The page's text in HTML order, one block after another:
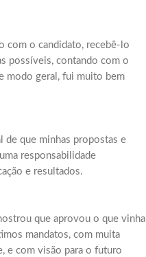
com o candidato, recebê-lo
possíveis, contando com o
modo geral, fui muito bem
de que minhas propostas e
responsabilidade
e resultados.
que aprovou o que vinha
mandatos, com muita
e com visão para o futuro